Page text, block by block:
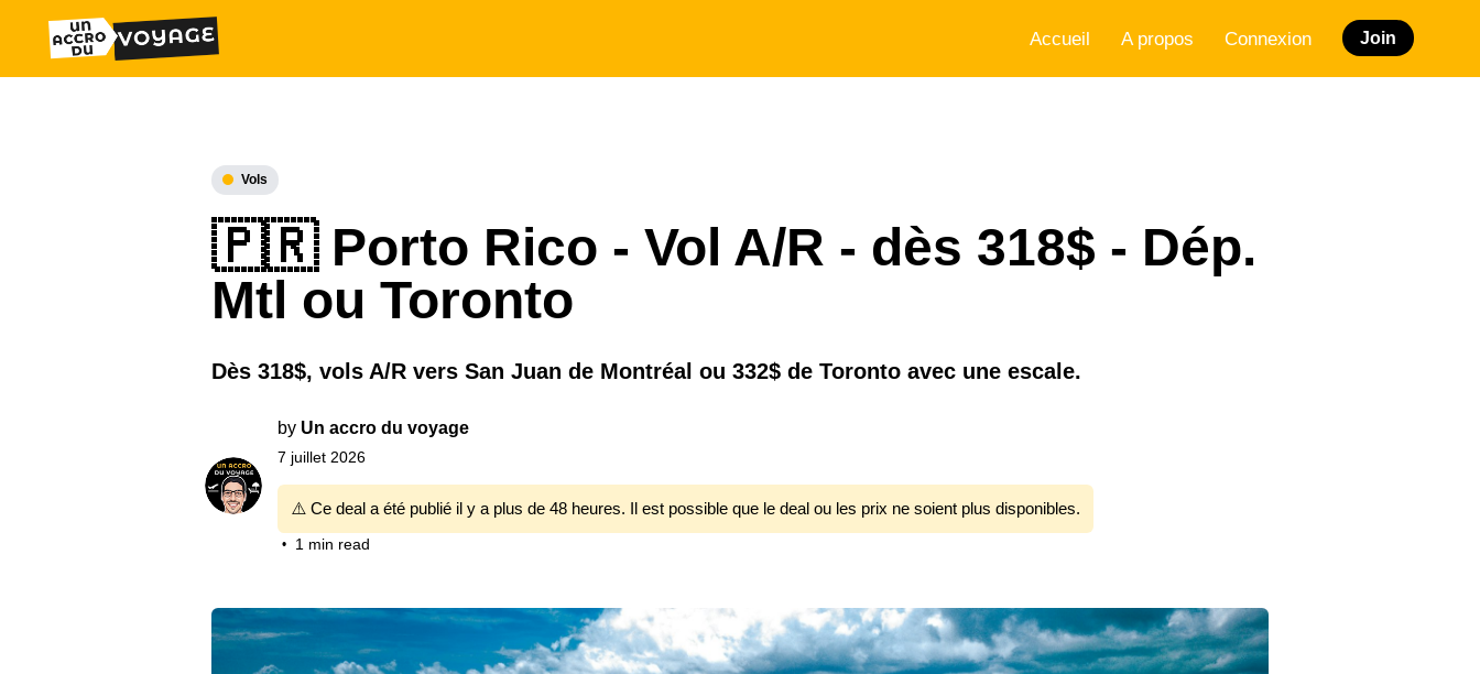
Accueil A propos Connexion Join
Vols
🇵🇷 Porto Rico - Vol A/R - dès 318$ - Dép.
Mtl ou Toronto
Dès 318$, vols A/R vers San Juan de Montréal ou 332$ de Toronto avec une escale.
by Un accro du voyage
7 juillet 2026
⚠️ Ce deal a été publié il y a plus de 48 heures. Il est possible que le deal ou les prix ne soient plus disponibles.
• 1 min read